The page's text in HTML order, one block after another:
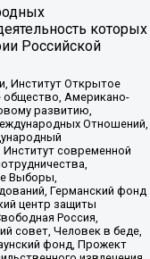
которых
Российской
Институт Открытое
Американо-
развитию,
Отношений,
Институт современной
Выборы,
Германский фонд
центр защиты
Россия,
совет, Человек в беде,
фонд, Прожект